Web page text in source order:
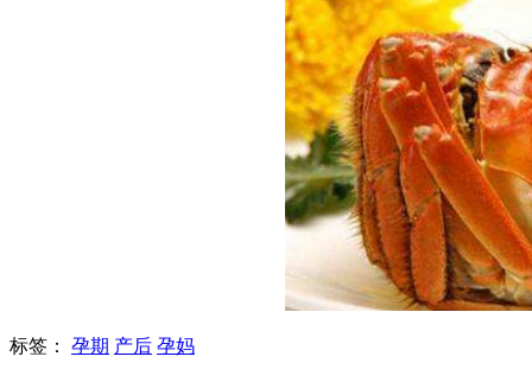
标签： 孕期 产后 孕妈